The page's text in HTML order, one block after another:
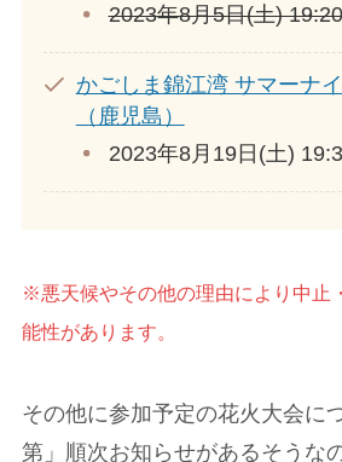
2023年8月5日(土)
かごしま錦江湾 サマーナ
（鹿児島）
2023年8月19日(土)
※悪天候やその他の理由により中止
能性があります。
その他に参加予定の花火大会に
第」順次お知らせがあるそうな